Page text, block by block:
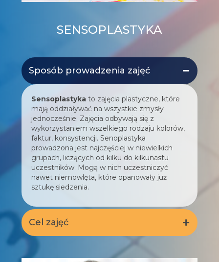
SENSOPLASTYKA
Sposób prowadzenia zajęć
Sensoplastyka to zajęcia plastyczne, które
mają oddziaływać na wszystkie zmysły
jednocześnie. Zajęcia odbywają się z
wykorzystaniem wszelkiego rodzaju kolorów,
faktur, konsystencji. Senoplastyka
prowadzona jest najczęściej w niewielkich
grupach, liczących od kilku do kilkunastu
uczestników. Mogą w nich uczestniczyć
nawet niemowlęta, które opanowały już
sztukę siedzenia.
Cel zajęć